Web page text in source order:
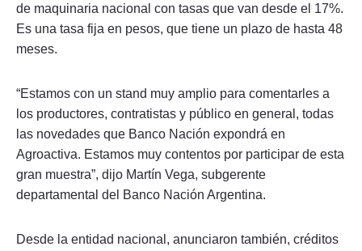
de maquinaria nacional con tasas que van desde el 17%.
Es una tasa fija en pesos, que tiene un plazo de hasta 48
meses.
“Estamos con un stand muy amplio para comentarles a
los productores, contratistas y público en general, todas
las novedades que Banco Nación expondrá en
Agroactiva. Estamos muy contentos por participar de esta
gran muestra”, dijo Martín Vega, subgerente
departamental del Banco Nación Argentina.
Desde la entidad nacional, anunciaron también, créditos